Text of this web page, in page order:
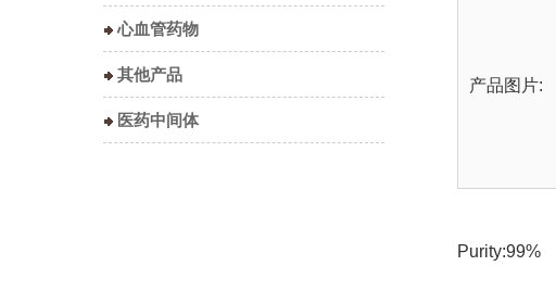
心血管药物
其他产品
医药中间体
产品图片:
Purity:99%